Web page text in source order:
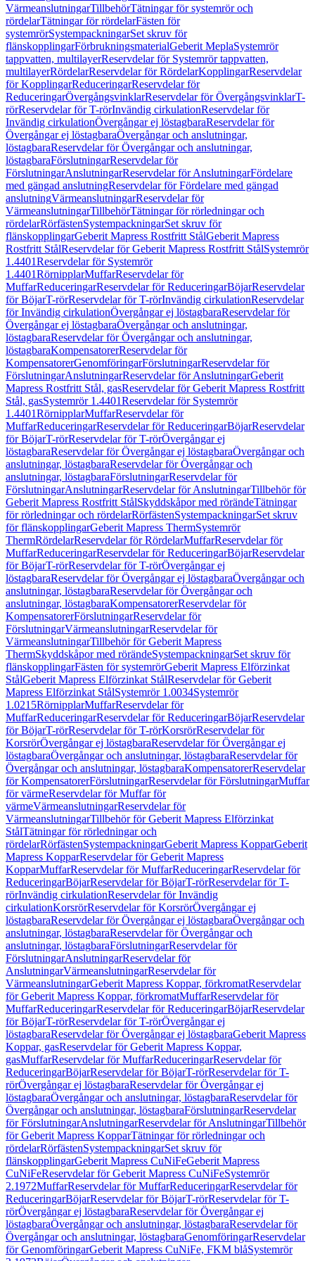
VärmeanslutningarTillbehörTätningar för systemrör och
rördelarTätningar för rördelarFästen för
systemrörSystempackningarSet skruv för
flänskopplingarFörbrukningsmaterialGeberit MeplaSystemrör
tappvatten, multilayerReservdelar för Systemrör tappvatten,
multilayerRördelarReservdelar för RördelarKopplingarReservdelar
för KopplingarReduceringarReservdelar för
ReduceringarÖvergångsvinklarReservdelar för ÖvergångsvinklarT-
rörReservdelar för T-rörInvändig cirkulationReservdelar för
Invändig cirkulationÖvergångar ej löstagbaraReservdelar för
Övergångar ej löstagbaraÖvergångar och anslutningar,
löstagbaraReservdelar för Övergångar och anslutningar,
löstagbaraFörslutningarReservdelar för
FörslutningarAnslutningarReservdelar för AnslutningarFördelare
med gängad anslutningReservdelar för Fördelare med gängad
anslutningVärmeanslutningarReservdelar för
VärmeanslutningarTillbehörTätningar för rörledningar och
rördelarRörfästenSystempackningarSet skruv för
flänskopplingarGeberit Mapress Rostfritt StålGeberit Mapress
Rostfritt StålReservdelar för Geberit Mapress Rostfritt StålSystemrör
1.4401Reservdelar för Systemrör
1.4401RörnipplarMuffarReservdelar för
MuffarReduceringarReservdelar för ReduceringarBöjarReservdelar
för BöjarT-rörReservdelar för T-rörInvändig cirkulationReservdelar
för Invändig cirkulationÖvergångar ej löstagbaraReservdelar för
Övergångar ej löstagbaraÖvergångar och anslutningar,
löstagbaraReservdelar för Övergångar och anslutningar,
löstagbaraKompensatorerReservdelar för
KompensatorerGenomföringarFörslutningarReservdelar för
FörslutningarAnslutningarReservdelar för AnslutningarGeberit
Mapress Rostfritt Stål, gasReservdelar för Geberit Mapress Rostfritt
Stål, gasSystemrör 1.4401Reservdelar för Systemrör
1.4401RörnipplarMuffarReservdelar för
MuffarReduceringarReservdelar för ReduceringarBöjarReservdelar
för BöjarT-rörReservdelar för T-rörÖvergångar ej
löstagbaraReservdelar för Övergångar ej löstagbaraÖvergångar och
anslutningar, löstagbaraReservdelar för Övergångar och
anslutningar, löstagbaraFörslutningarReservdelar för
FörslutningarAnslutningarReservdelar för AnslutningarTillbehör för
Geberit Mapress Rostfritt StålSkyddskåpor med rörändeTätningar
för rörledningar och rördelarRörfästenSystempackningarSet skruv
för flänskopplingarGeberit Mapress ThermSystemrör
ThermRördelarReservdelar för RördelarMuffarReservdelar för
MuffarReduceringarReservdelar för ReduceringarBöjarReservdelar
för BöjarT-rörReservdelar för T-rörÖvergångar ej
löstagbaraReservdelar för Övergångar ej löstagbaraÖvergångar och
anslutningar, löstagbaraReservdelar för Övergångar och
anslutningar, löstagbaraKompensatorerReservdelar för
KompensatorerFörslutningarReservdelar för
FörslutningarVärmeanslutningarReservdelar för
VärmeanslutningarTillbehör för Geberit Mapress
ThermSkyddskåpor med rörändeSystempackningarSet skruv för
flänskopplingarFästen för systemrörGeberit Mapress Elförzinkat
StålGeberit Mapress Elförzinkat StålReservdelar för Geberit
Mapress Elförzinkat StålSystemrör 1.0034Systemrör
1.0215RörnipplarMuffarReservdelar för
MuffarReduceringarReservdelar för ReduceringarBöjarReservdelar
för BöjarT-rörReservdelar för T-rörKorsrörReservdelar för
KorsrörÖvergångar ej löstagbaraReservdelar för Övergångar ej
löstagbaraÖvergångar och anslutningar, löstagbaraReservdelar för
Övergångar och anslutningar, löstagbaraKompensatorerReservdelar
för KompensatorerFörslutningarReservdelar för FörslutningarMuffar
för värmeReservdelar för Muffar för
värmeVärmeanslutningarReservdelar för
VärmeanslutningarTillbehör för Geberit Mapress Elförzinkat
StålTätningar för rörledningar och
rördelarRörfästenSystempackningarGeberit Mapress KopparGeberit
Mapress KopparReservdelar för Geberit Mapress
KopparMuffarReservdelar för MuffarReduceringarReservdelar för
ReduceringarBöjarReservdelar för BöjarT-rörReservdelar för T-
rörInvändig cirkulationReservdelar för Invändig
cirkulationKorsrörReservdelar för KorsrörÖvergångar ej
löstagbaraReservdelar för Övergångar ej löstagbaraÖvergångar och
anslutningar, löstagbaraReservdelar för Övergångar och
anslutningar, löstagbaraFörslutningarReservdelar för
FörslutningarAnslutningarReservdelar för
AnslutningarVärmeanslutningarReservdelar för
VärmeanslutningarGeberit Mapress Koppar, förkromatReservdelar
för Geberit Mapress Koppar, förkromatMuffarReservdelar för
MuffarReduceringarReservdelar för ReduceringarBöjarReservdelar
för BöjarT-rörReservdelar för T-rörÖvergångar ej
löstagbaraReservdelar för Övergångar ej löstagbaraGeberit Mapress
Koppar, gasReservdelar för Geberit Mapress Koppar,
gasMuffarReservdelar för MuffarReduceringarReservdelar för
ReduceringarBöjarReservdelar för BöjarT-rörReservdelar för T-
rörÖvergångar ej löstagbaraReservdelar för Övergångar ej
löstagbaraÖvergångar och anslutningar, löstagbaraReservdelar för
Övergångar och anslutningar, löstagbaraFörslutningarReservdelar
för FörslutningarAnslutningarReservdelar för AnslutningarTillbehör
för Geberit Mapress KopparTätningar för rörledningar och
rördelarRörfästenSystempackningarSet skruv för
flänskopplingarGeberit Mapress CuNiFeGeberit Mapress
CuNiFeReservdelar för Geberit Mapress CuNiFeSystemrör
2.1972MuffarReservdelar för MuffarReduceringarReservdelar för
ReduceringarBöjarReservdelar för BöjarT-rörReservdelar för T-
rörÖvergångar ej löstagbaraReservdelar för Övergångar ej
löstagbaraÖvergångar och anslutningar, löstagbaraReservdelar för
Övergångar och anslutningar, löstagbaraGenomföringarReservdelar
för GenomföringarGeberit Mapress CuNiFe, FKM blåSystemrör